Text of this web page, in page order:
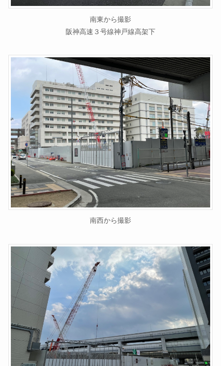
南東から撮影
阪神高速３号線神戸線高架下
南西から撮影